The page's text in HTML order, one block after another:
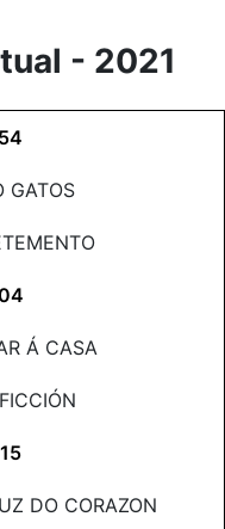
- 2021
GATOS
Á CASA
DO CORAZON